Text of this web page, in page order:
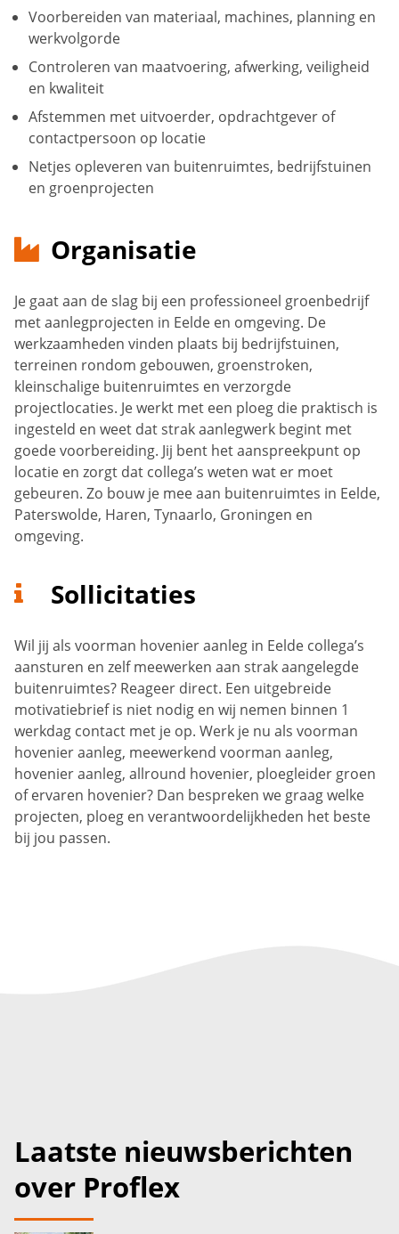
Voorbereiden van materiaal, machines, planning en
werkvolgorde
Controleren van maatvoering, afwerking, veiligheid
en kwaliteit
Afstemmen met uitvoerder, opdrachtgever of
contactpersoon op locatie
Netjes opleveren van buitenruimtes, bedrijfstuinen
en groenprojecten
Organisatie
Je gaat aan de slag bij een professioneel groenbedrijf
met aanlegprojecten in Eelde en omgeving. De
werkzaamheden vinden plaats bij bedrijfstuinen,
terreinen rondom gebouwen, groenstroken,
kleinschalige buitenruimtes en verzorgde
projectlocaties. Je werkt met een ploeg die praktisch is
ingesteld en weet dat strak aanlegwerk begint met
goede voorbereiding. Jij bent het aanspreekpunt op
locatie en zorgt dat collega’s weten wat er moet
gebeuren. Zo bouw je mee aan buitenruimtes in Eelde,
Paterswolde, Haren, Tynaarlo, Groningen en
omgeving.
Sollicitaties
Wil jij als voorman hovenier aanleg in Eelde collega’s
aansturen en zelf meewerken aan strak aangelegde
buitenruimtes? Reageer direct. Een uitgebreide
motivatiebrief is niet nodig en wij nemen binnen 1
werkdag contact met je op. Werk je nu als voorman
hovenier aanleg, meewerkend voorman aanleg,
hovenier aanleg, allround hovenier, ploegleider groen
of ervaren hovenier? Dan bespreken we graag welke
projecten, ploeg en verantwoordelijkheden het beste
bij jou passen.
Laatste nieuwsberichten
over Proflex